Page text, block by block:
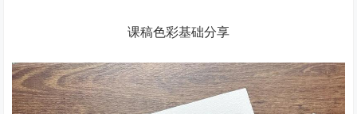
课稿色彩基础分享